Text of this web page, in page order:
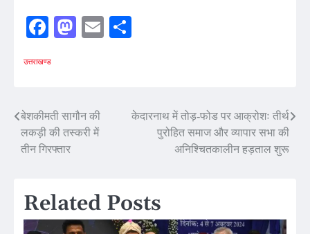
Facebook
Mastodon
Email
उत्तराखण्ड
Post
navigation
बेशकीमती सागौन की
लकड़ी की तस्करी में
तीन गिरफ्तार
केदारनाथ में तोड़-फोड पर आक्रोशः तीर्थ
पुरोहित समाज और व्यापार सभा की
अनिश्चितकालीन हड़ताल शुरू
Related Posts